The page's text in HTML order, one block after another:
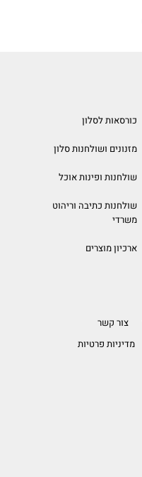
כורסאות לסלון
מזנונים ושולחנות סלון
שולחנות ופינות אוכל
שולחנות כתיבה וריהוט
משרדי
ארכיון מוצרים
צור קשר
מדיניות פרטיות